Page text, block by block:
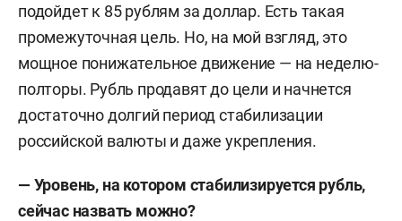
подойдет к 85 рублям за доллар. Есть такая
промежуточная цель. Но, на мой взгляд, это
мощное понижательное движение — на неделю-
полторы. Рубль продавят до цели и начнется
достаточно долгий период стабилизации
российской валюты и даже укрепления.
— Уровень, на котором стабилизируется рубль,
сейчас назвать можно?